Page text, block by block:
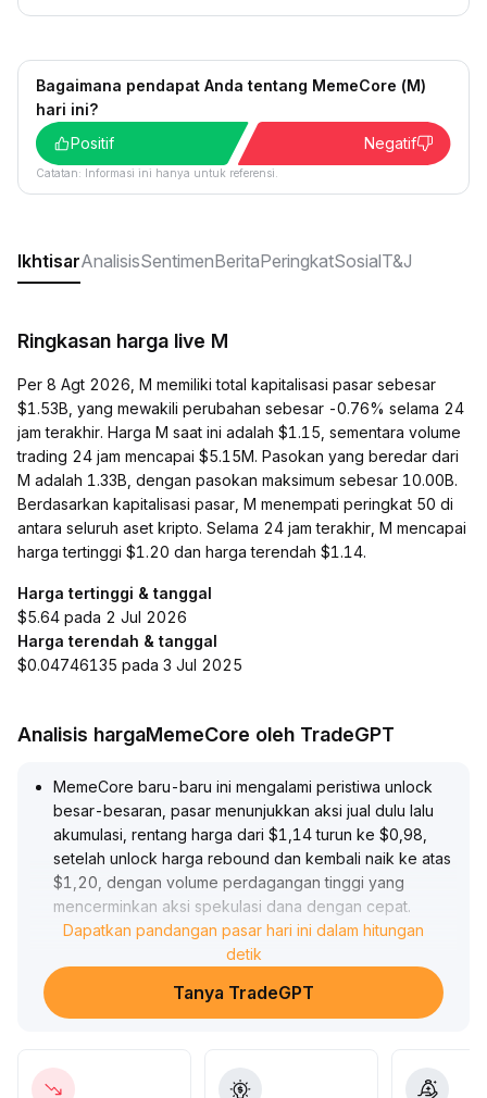
Bagaimana pendapat Anda tentang MemeCore (M)
hari ini?
Positif
Negatif
Catatan: Informasi ini hanya untuk referensi.
IkhtisarAnalisisSentimenBeritaPeringkatSosialT&J
Ringkasan harga live M
Per 8 Agt 2026, M memiliki total kapitalisasi pasar sebesar
$1.53B, yang mewakili perubahan sebesar -0.76% selama 24
jam terakhir. Harga M saat ini adalah $1.15, sementara volume
trading 24 jam mencapai $5.15M. Pasokan yang beredar dari
M adalah 1.33B, dengan pasokan maksimum sebesar 10.00B.
Berdasarkan kapitalisasi pasar, M menempati peringkat 50 di
antara seluruh aset kripto. Selama 24 jam terakhir, M mencapai
harga tertinggi $1.20 dan harga terendah $1.14.
Harga tertinggi & tanggal
$5.64 pada 2 Jul 2026
Harga terendah & tanggal
$0.04746135 pada 3 Jul 2025
Analisis hargaMemeCore oleh TradeGPT
MemeCore baru-baru ini mengalami peristiwa unlock
besar-besaran, pasar menunjukkan aksi jual dulu lalu
akumulasi, rentang harga dari $1,14 turun ke $0,98,
setelah unlock harga rebound dan kembali naik ke atas
$1,20, dengan volume perdagangan tinggi yang
mencerminkan aksi spekulasi dana dengan cepat.
Dalam jangka pendek, sentimen membaik mendorong
harga naik hingga $1,22, namun volume secara
bertahap menurun dan terjadi perbedaan pandangan
menembus resisten $1,24-$1,26 dapat dipastikan ada
Dapatkan pandangan pasar hari ini dalam hitungan
detik
Tanya TradeGPT